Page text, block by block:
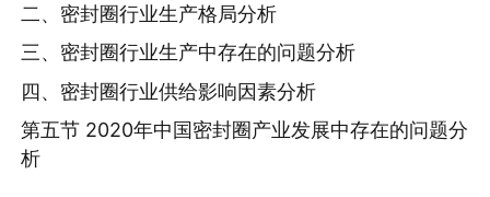
二、密封圈行业生产格局分析
三、密封圈行业生产中存在的问题分析
四、密封圈行业供给影响因素分析
第五节 2020年中国密封圈产业发展中存在的问题分
析